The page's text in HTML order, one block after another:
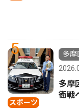
5
スポーツ
多摩
多摩
衛戦